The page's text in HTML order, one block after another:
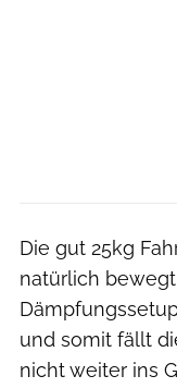
Die gut 25kg
natürlich
und somit fällt
nicht weiter ins